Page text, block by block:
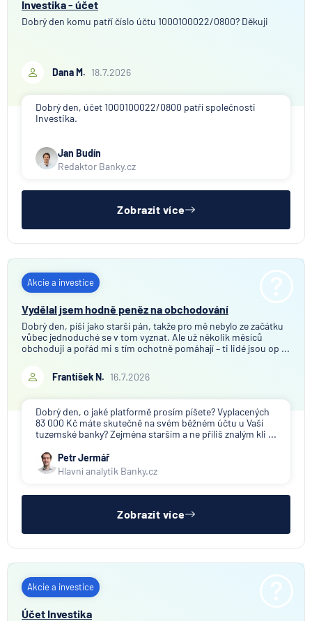
Investika - účet
Dobrý den komu patří číslo účtu 1000100022/0800? Děkuji
Dana M. 18.7.2026
Dobrý den, účet 1000100022/0800 patří společnosti
Investika.
Jan Budín
Redaktor Banky.cz
Zobrazit více
Akcie a investice
Vydělal jsem hodně peněz na obchodování
Dobrý den, píši jako starší pán, takže pro mě nebylo ze začátku
vůbec jednoduché se v tom vyznat. Ale už několik měsíců
obchoduji a pořád mi s tím ochotně pomáhají – ti lidé jsou op ...
František N. 16.7.2026
Dobrý den, o jaké platformě prosím píšete? Vyplacených
83 000 Kč máte skutečně na svém běžném účtu u Vaší
tuzemské banky? Zejména starším a ne příliš znalým kli ...
Petr Jermář
Hlavní analytik Banky.cz
Zobrazit více
Akcie a investice
Účet Investika